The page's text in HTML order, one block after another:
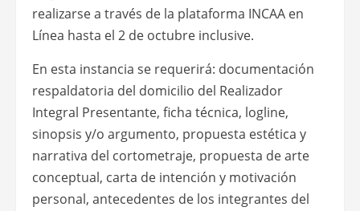
realizarse a través de la plataforma INCAA en
Línea hasta el 2 de octubre inclusive.
En esta instancia se requerirá: documentación
respaldatoria del domicilio del Realizador
Integral Presentante, ficha técnica, logline,
sinopsis y/o argumento, propuesta estética y
narrativa del cortometraje, propuesta de arte
conceptual, carta de intención y motivación
personal, antecedentes de los integrantes del